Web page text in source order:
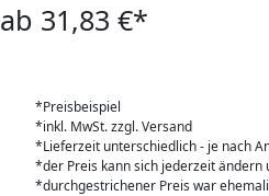
ab 31,83 €*
*Preisbeispiel
*inkl. MwSt. zzgl. Versand
*Lieferzeit unterschiedlich - je nach
*der Preis kann sich jederzeit ändern
*durchgestrichener Preis war